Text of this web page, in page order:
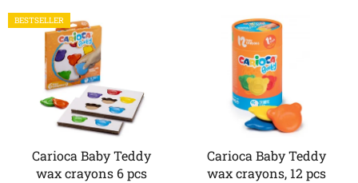
t
L
i
BESTSELLER
Carioca Baby Teddy
wax crayons 6 pcs
Carioca Baby Teddy
wax crayons, 12 pcs